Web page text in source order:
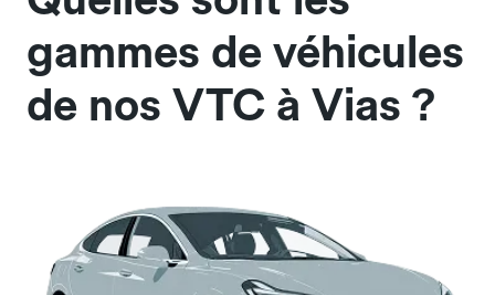
gammes de véhicules
de nos VTC à Vias ?